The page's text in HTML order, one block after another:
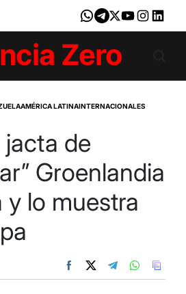
Whatsapp
Telegram
X YoutubeInstagram
AMÉRICA LATINAINTERNACIONALES
de
Groenlandia
y lo muestra